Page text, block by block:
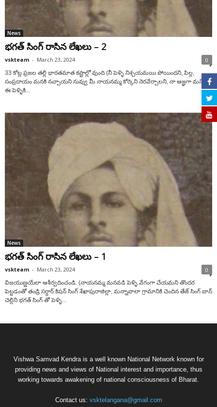
News
భ‌గ‌త్ సింగ్ రాసిన లేఖ‌లు – 2
vskteam - March 23, 2024 0
33 కోట్ల ప్రజల తల్లి భారతమాత కష్టాల్లో వుంది (నీ పెళ్ళి నిశ్చయమయి పోయిందని, పిల్ల,
సంప్రదాయం మనకి నచ్చాయని నువ్వు మీ నాయనమ్మ కోర్కెని నెరవేర్చాలని, నా ఆజ్ఞగా మన్నించి
ఈ పెళ్ళికి...
News
భ‌గ‌త్ సింగ్ రాసిన లేఖ‌లు – 1
vskteam - March 23, 2024 0
విజయుణ్ణ‌యేలా ఆశీర్వదించండి. (నాయనమ్మ మనవడి పెళ్ళి వేగంగా చేయమని తొందర
పెట్టడంతో తండ్రి సర్దార్ కిషన్ సింగ్ శేఖాపురాజిల్లా, మన్నావాలా గ్రామానికి చెందిన తేజ్ సింగ్ బాన్
చెల్లిని భగత్ సింగ్ తో పెళ్ళి...
Vishwa Samvad Kendra is a well known National Network known for
providing news and views of National interest and importance, thus
working towards awakening of national consciousness of Bharat.
Contact us: vsktelangana@gmail.com